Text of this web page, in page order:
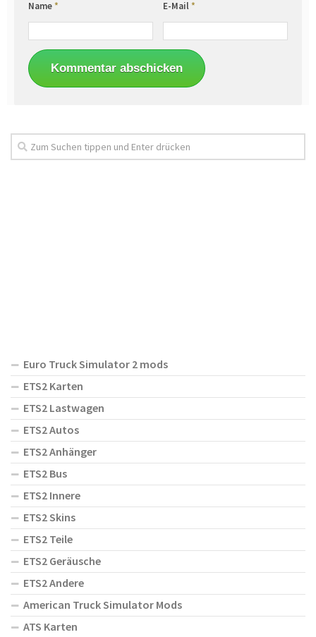
Name* E-Mail*
Euro Truck Simulator 2 mods
ETS2 Karten
ETS2 Lastwagen
ETS2 Autos
ETS2 Anhänger
ETS2 Bus
ETS2 Innere
ETS2 Skins
ETS2 Teile
ETS2 Geräusche
ETS2 Andere
American Truck Simulator Mods
ATS Karten